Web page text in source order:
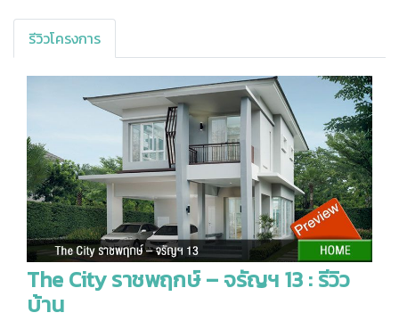
รีวิวโครงการ
The City ราชพฤกษ์ – จรัญฯ 13 : รีวิว
บ้าน